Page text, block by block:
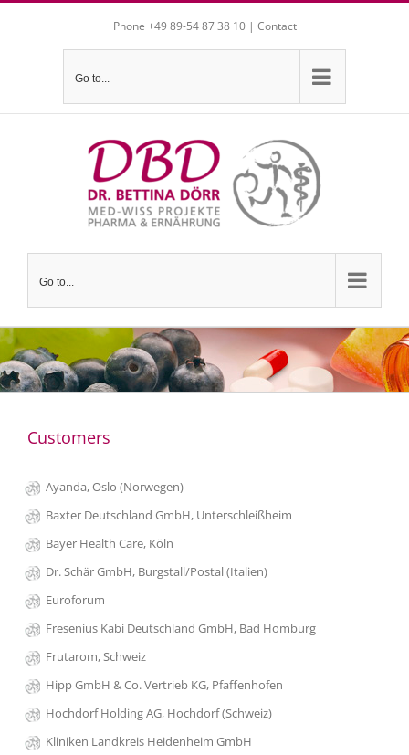
Skip
Phone +49 89-54 87 38 10 | Contact
Go to...
Go to...
Customers
Ayanda, Oslo (Norwegen)
Baxter Deutschland GmbH, Unterschleißheim
Bayer Health Care, Köln
Dr. Schär GmbH, Burgstall/Postal (Italien)
Euroforum
Fresenius Kabi Deutschland GmbH, Bad Homburg
Frutarom, Schweiz
Hipp GmbH & Co. Vertrieb KG, Pfaffenhofen
Hochdorf Holding AG, Hochdorf (Schweiz)
Kliniken Landkreis Heidenheim GmbH